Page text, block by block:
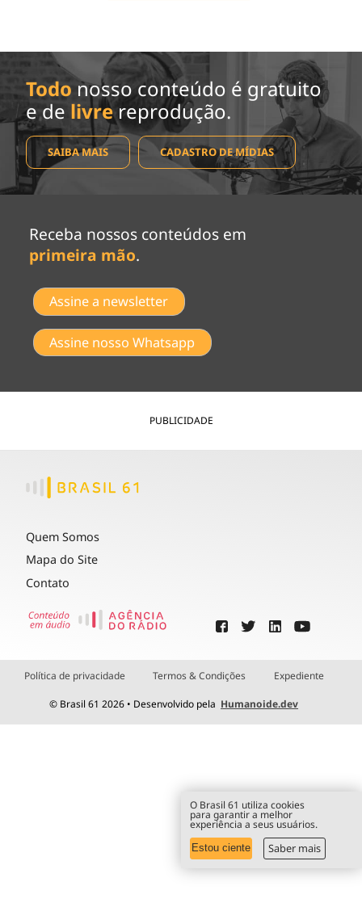
Todo nosso conteúdo é gratuito
e de livrereprodução.
SAIBA MAIS CADASTRO DE MÍDIAS
Receba nossos conteúdos em
primeira mão.
Assine a newsletter
Assine nosso Whatsapp
PUBLICIDADE
Quem Somos
Mapa do Site
Contato
Política de privacidade Termos & Condições Expediente
© Brasil 61 2026 • Desenvolvido pela Humanoide.dev
O Brasil 61 utiliza cookies
para garantir a melhor
experiência a seus usuários.
Estou ciente Saber mais